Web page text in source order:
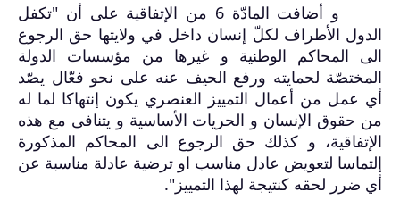
و أضافت المادّة 6 من الإتفاقية على أن "تكفل
الدول الأطراف لكلّ إنسان داخل في ولايتها حق الرجوع
الى المحاكم الوطنية و غيرها من مؤسسات الدولة
المختصّة لحمايته ورفع الحيف عنه على نحو فعّال يصّد
أي عمل من أعمال التمييز العنصري يكون إنتهاكا لما له
من حقوق الإنسان و الحريات الأساسية و يتنافى مع هذه
الإتفاقية، و كذلك حق الرجوع الى المحاكم المذكورة
إلتماسا لتعويض عادل مناسب او ترضية عادلة مناسبة عن
أي ضرر لحقه كنتيجة لهذا التمييز".